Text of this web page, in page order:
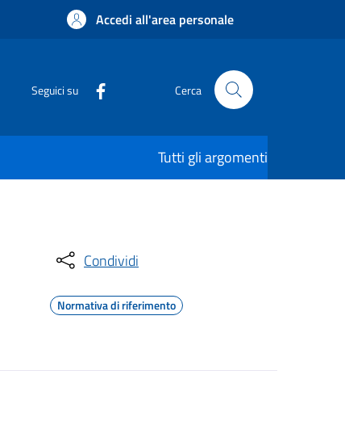
Accedi all'area personale
Seguici su Cerca
Tutti gli argomenti
Condividi
Normativa di riferimento